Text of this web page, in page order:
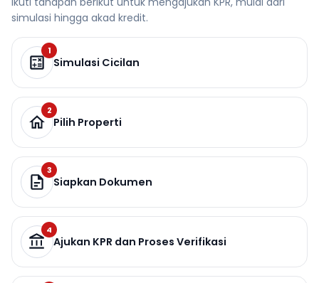
simulasi hingga akad kredit.
1
Simulasi Cicilan
2
Pilih Properti
3
Siapkan Dokumen
4
Ajukan KPR dan Proses Verifikasi